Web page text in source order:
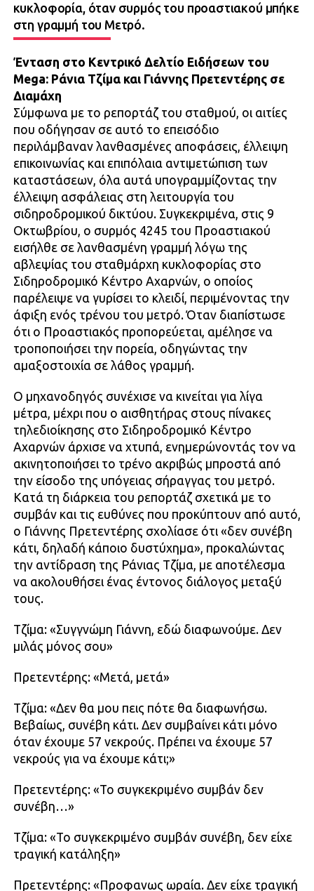
κυκλοφορία, όταν συρμός του προαστιακού μπήκε
στη γραμμή του Μετρό.
Ένταση στο Κεντρικό Δελτίο Ειδήσεων του
Mega: Ράνια Τζίμα και Γιάννης Πρετεντέρης σε
Διαμάχη
Σύμφωνα με το ρεπορτάζ του σταθμού, οι αιτίες
που οδήγησαν σε αυτό το επεισόδιο
περιλάμβαναν λανθασμένες αποφάσεις, έλλειψη
επικοινωνίας και επιπόλαια αντιμετώπιση των
καταστάσεων, όλα αυτά υπογραμμίζοντας την
έλλειψη ασφάλειας στη λειτουργία του
σιδηροδρομικού δικτύου. Συγκεκριμένα, στις 9
Οκτωβρίου, ο συρμός 4245 του Προαστιακού
εισήλθε σε λανθασμένη γραμμή λόγω της
αβλεψίας του σταθμάρχη κυκλοφορίας στο
Σιδηροδρομικό Κέντρο Αχαρνών, ο οποίος
παρέλειψε να γυρίσει το κλειδί, περιμένοντας την
άφιξη ενός τρένου του μετρό. Όταν διαπίστωσε
ότι ο Προαστιακός προπορεύεται, αμέλησε να
τροποποιήσει την πορεία, οδηγώντας την
αμαξοστοιχία σε λάθος γραμμή.
Ο μηχανοδηγός συνέχισε να κινείται για λίγα
μέτρα, μέχρι που ο αισθητήρας στους πίνακες
τηλεδιοίκησης στο Σιδηροδρομικό Κέντρο
Αχαρνών άρχισε να χτυπά, ενημερώνοντάς τον να
ακινητοποιήσει το τρένο ακριβώς μπροστά από
την είσοδο της υπόγειας σήραγγας του μετρό.
Κατά τη διάρκεια του ρεπορτάζ σχετικά με το
συμβάν και τις ευθύνες που προκύπτουν από αυτό,
ο Γιάννης Πρετεντέρης σχολίασε ότι «δεν συνέβη
κάτι, δηλαδή κάποιο δυστύχημα», προκαλώντας
την αντίδραση της Ράνιας Τζίμα, με αποτέλεσμα
να ακολουθήσει ένας έντονος διάλογος μεταξύ
τους.
Τζίμα: «Συγγνώμη Γιάννη, εδώ διαφωνούμε. Δεν
μιλάς μόνος σου»
Πρετεντέρης: «Μετά, μετά»
Τζίμα: «Δεν θα μου πεις πότε θα διαφωνήσω.
Βεβαίως, συνέβη κάτι. Δεν συμβαίνει κάτι μόνο
όταν έχουμε 57 νεκρούς. Πρέπει να έχουμε 57
νεκρούς για να έχουμε κάτι;»
Πρετεντέρης: «Το συγκεκριμένο συμβάν δεν
συνέβη…»
Τζίμα: «Το συγκεκριμένο συμβάν συνέβη, δεν είχε
τραγική κατάληξη»
Πρετεντέρης: «Προφανως ωραία. Δεν είχε τραγική